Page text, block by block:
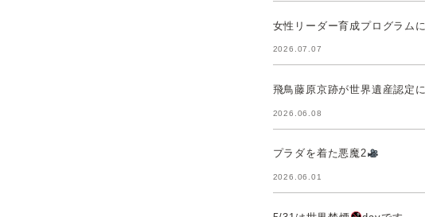
女性リーダー育成プログラムに
2026.07.07
飛鳥藤原京跡が世界遺産認定に
2026.06.08
プラダを着た悪魔2
2026.06.01